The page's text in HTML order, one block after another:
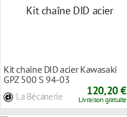
Kit chaîne DID acier Kawasaki
GPZ 500 S 94-03
La Bécanerie 120,20 €
Livraison gratuite